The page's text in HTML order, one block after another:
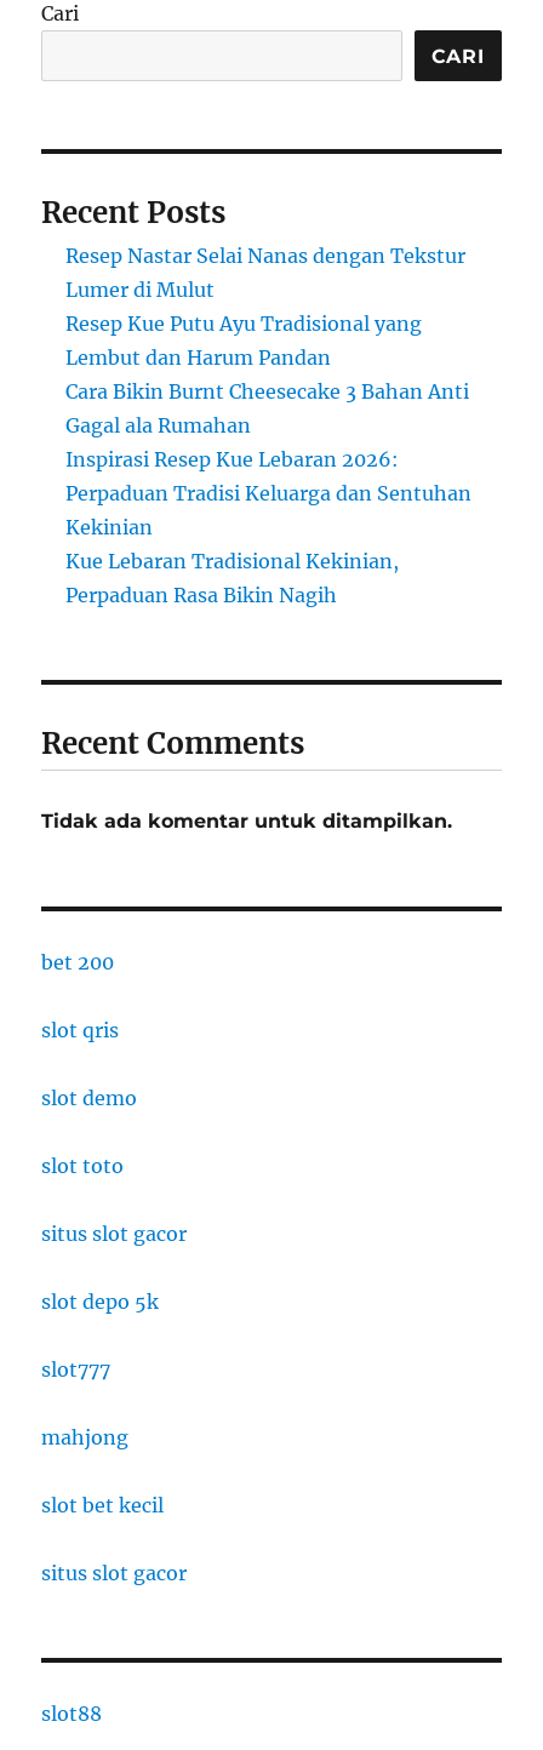
Cari
CARI
Recent Posts
Resep Nastar Selai Nanas dengan Tekstur
Lumer di Mulut
Resep Kue Putu Ayu Tradisional yang
Lembut dan Harum Pandan
Cara Bikin Burnt Cheesecake 3 Bahan Anti
Gagal ala Rumahan
Inspirasi Resep Kue Lebaran 2026:
Perpaduan Tradisi Keluarga dan Sentuhan
Kekinian
Kue Lebaran Tradisional Kekinian,
Perpaduan Rasa Bikin Nagih
Recent Comments
Tidak ada komentar untuk ditampilkan.
bet 200
slot qris
slot demo
slot toto
situs slot gacor
slot depo 5k
slot777
mahjong
slot bet kecil
situs slot gacor
slot88